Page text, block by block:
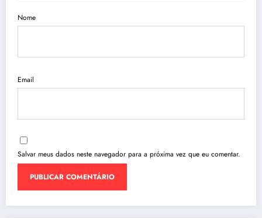
Nome
Email
Salvar meus dados neste navegador para a próxima vez que eu comentar.